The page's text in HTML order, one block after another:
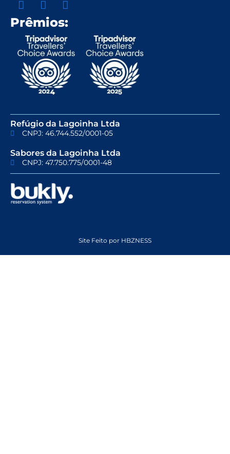
Prêmios:
CNPJ: 46.744.552/0001-05
Refúgio da Lagoinha Ltda
Sabores da Lagoinha Ltda
CNPJ: 47.750.775/0001-48
Site Feito por HBZNESS